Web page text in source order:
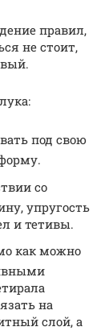
правил,
не стоит,
под свою
со
упругость
и тетивы.
как можно
на
слой, а